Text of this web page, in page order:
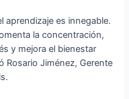
aprendizaje es innegable.
la concentración,
y mejora el bienestar
Rosario Jiménez, Gerente